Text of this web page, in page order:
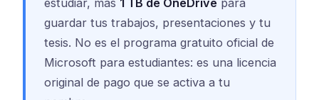
guardar tus trabajos, presentaciones y tu
tesis. No es el programa gratuito oficial de
Microsoft para estudiantes: es una licencia
original de pago que se activa a tu